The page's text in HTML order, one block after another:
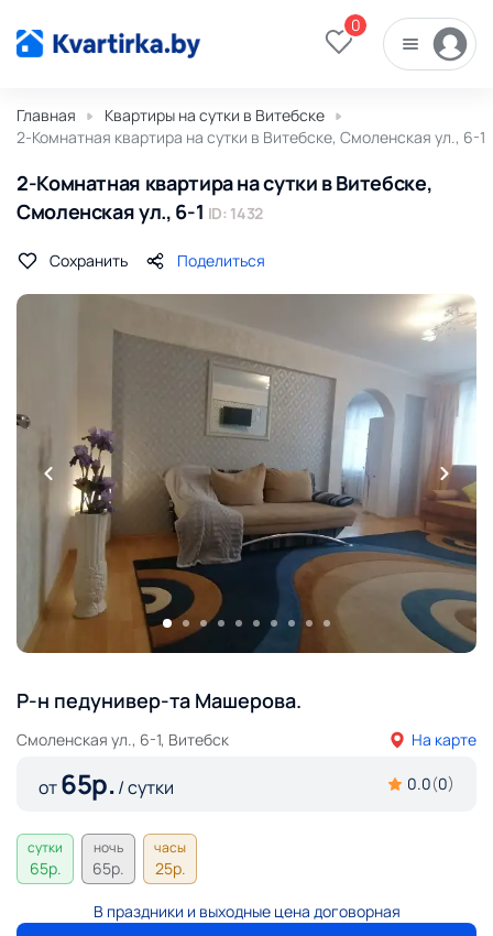
0
Главная
Квартиры на сутки в Витебске
2-Комнатная квартира на сутки в Витебске, Смоленская ул., 6-1
2-Комнатная квартира на сутки в Витебске,
Смоленская ул., 6-1 ID: 1432
Сохранить Поделиться
Р-н педунивер-та Машерова.
Смоленская ул., 6-1, Витебск На карте
от65р./ сутки 0.0(0)
сутки
65р.
ночь
65р.
часы
25р.
В праздники и выходные цена договорная